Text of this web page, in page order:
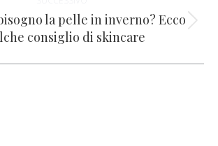
Prossimo
post:
la pelle in inverno? Ecco
consiglio di skincare